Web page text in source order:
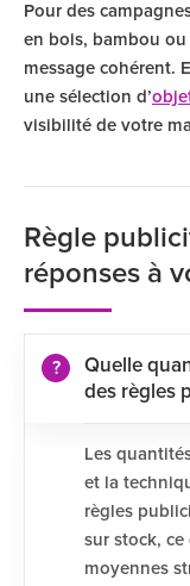
Pour des
en bois, bambou
message cohérent.
une sélection d’
visibilité de votre
Règle
réponses à
Quelle
des règles
Les
et la
règles
sur stock,
moyennes